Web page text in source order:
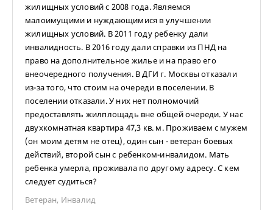
жилищных условий с 2008 года. Являемся
малоимущими и нуждающимися в улучшении
жилищных условий. В 2011 году ребенку дали
инвалидность. В 2016 году дали справки из ПНД на
право на дополнительное жилье и на право его
внеочередного получения. В ДГИ г. Москвы отказали
из-за того, что стоим на очереди в поселении. В
поселении отказали. У них нет полномочий
предоставлять жилплощадь вне общей очереди. У нас
двухкомнатная квартира 47,3 кв. м. Проживаем с мужем
(он моим детям не отец), один сын - ветеран боевых
действий, второй сын с ребенком-инвалидом. Мать
ребенка умерла, проживала по другому адресу. С кем
следует судиться?
Ветеран, Инвалид